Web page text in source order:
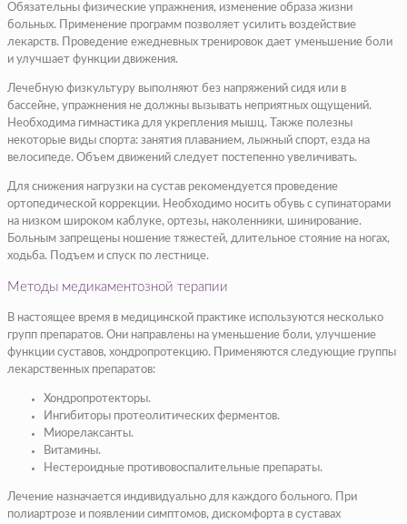
Обязательны физические упражнения, изменение образа жизни
больных. Применение программ позволяет усилить воздействие
лекарств. Проведение ежедневных тренировок дает уменьшение боли
и улучшает функции движения.
Лечебную физкультуру выполняют без напряжений сидя или в
бассейне, упражнения не должны вызывать неприятных ощущений.
Необходима гимнастика для укрепления мышц. Также полезны
некоторые виды спорта: занятия плаванием, лыжный спорт, езда на
велосипеде. Объем движений следует постепенно увеличивать.
Для снижения нагрузки на сустав рекомендуется проведение
ортопедической коррекции. Необходимо носить обувь с супинаторами
на низком широком каблуке, ортезы, наколенники, шинирование.
Больным запрещены ношение тяжестей, длительное стояние на ногах,
ходьба. Подъем и спуск по лестнице.
Методы медикаментозной терапии
В настоящее время в медицинской практике используются несколько
групп препаратов. Они направлены на уменьшение боли, улучшение
функции суставов, хондропротекцию. Применяются следующие группы
лекарственных препаратов:
Хондропротекторы.
Ингибиторы протеолитических ферментов.
Миорелаксанты.
Витамины.
Нестероидные противовоспалительные препараты.
Лечение назначается индивидуально для каждого больного. При
полиартрозе и появлении симптомов, дискомфорта в суставах